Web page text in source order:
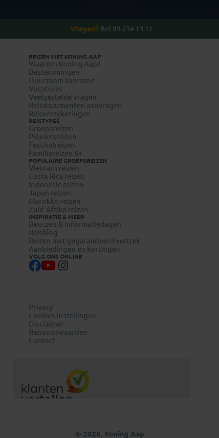
Vragen? Bel 09-234 13 11
REIZEN MET KONING AAP
Waarom Koning Aap?
Bestemmingen
Duurzaam toerisme
Vacatures
Veelgestelde vragen
Reisdocumenten aanvragen
Reisverzekeringen
REISTYPES
Groepsreizen
Pioniersreizen
Festivalreizen
Familiereizen 6+
POPULAIRE GROEPSREIZEN
Vietnam reizen
Costa Rica reizen
Indonesie reizen
Japan reizen
Marokko reizen
Zuid-Afrika reizen
INSPIRATIE & MEER
Beurzen & informatiedagen
Reisblog
Reizen met gegarandeerd vertrek
Aanbiedingen en kortingen
VOLG ONS ONLINE
Privacy
Cookies instellingen
Disclaimer
Reisvoorwaarden
Contact
© 2026, Koning Aap